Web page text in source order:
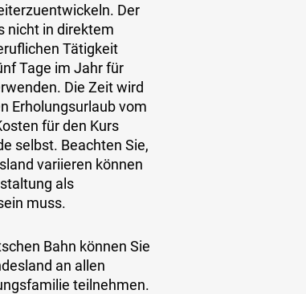
Der
nicht in direktem
Tätigkeit
Tage im Jahr für
Die Zeit wird
Erholungsurlaub vom
für den Kurs
selbst. Beachten Sie,
variieren können
als
muss.
Bahn können Sie
an allen
teilnehmen.